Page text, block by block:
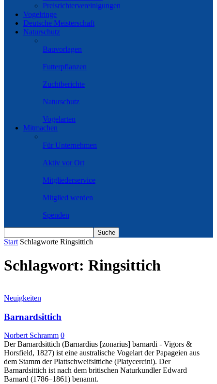
Preisrichtervereinigungen
Vogelringe
Deutsche Meisterschaft
Naturschutz
Bauvorlagen
Futterpflanzen
Zuchtberichte
Naturschutz
Vogelarten
Mitmachen
Für Unternehmen
Aktiv vor Ort
Mitgliederservice
Mitglied werden
Spenden
Start Schlagworte Ringsittich
Schlagwort: Ringsittich
Neuigkeiten
Barnardsittich
Norbert Schramm 0
Der Barnardsittich (Barnardius [zonarius] barnardi - Vigors &
Horsfield, 1827) ist eine australische Vogelart der Papageien aus
dem Stamm der Plattschweifsittiche (Platycercini). Der
Barnardsittich ist nach dem britischen Naturkundler Edward
Barnard (1786–1861) benannt.